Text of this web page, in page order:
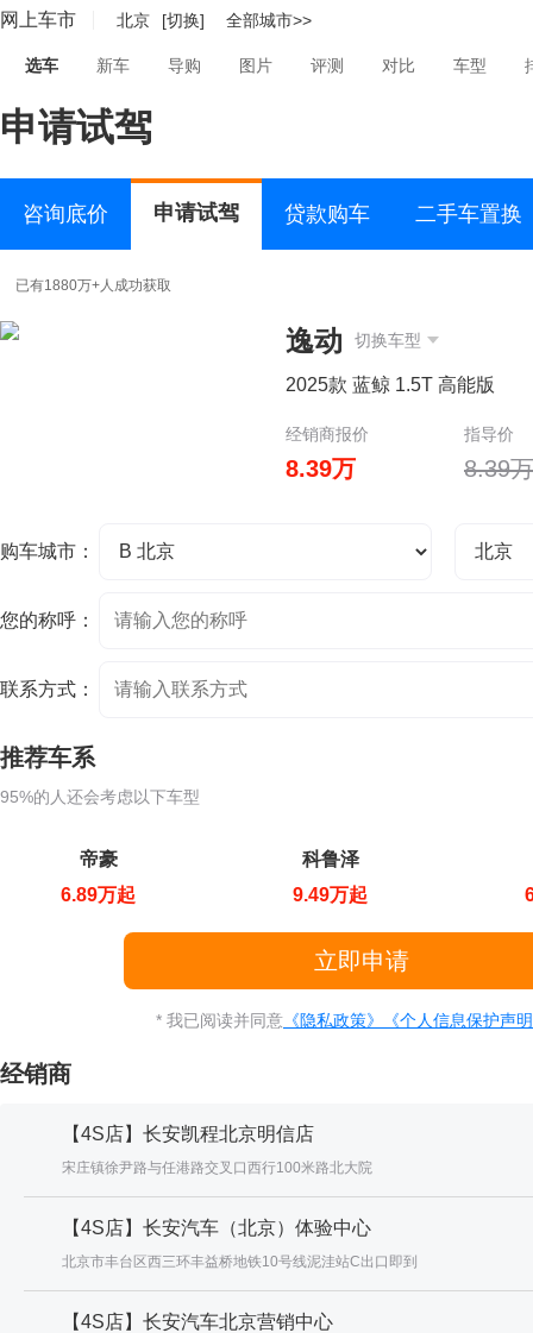
网上车市 北京 [切换] 全部城市>>
选车 新车 导购 图片 评测 对比 车型
申请试驾
咨询底价 申请试驾 贷款购车 二手车置换
已有1880万+人成功获取
逸动 切换车型
2025款 蓝鲸 1.5T 高能版
经销商报价 指导价
8.39万 8.39万
购车城市：
您的称呼：
联系方式：
推荐车系
95%的人还会考虑以下车型
帝豪
6.89万起
科鲁泽
9.49万起
* 我已阅读并同意 《隐私政策》 《个人信息保护声
经销商
【4S店】长安凯程北京明信店
宋庄镇徐尹路与任港路交叉口西行100米路北大院
【4S店】长安汽车（北京）体验中心
北京市丰台区西三环丰益桥地铁10号线泥洼站C出口即到
【4S店】长安汽车北京营销中心